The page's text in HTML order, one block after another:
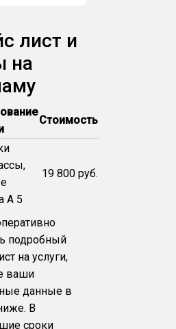
лист и
на
Стоимость
А 5
19 800 руб.
подробный
на услуги,
ваши
данные в
В
сроки